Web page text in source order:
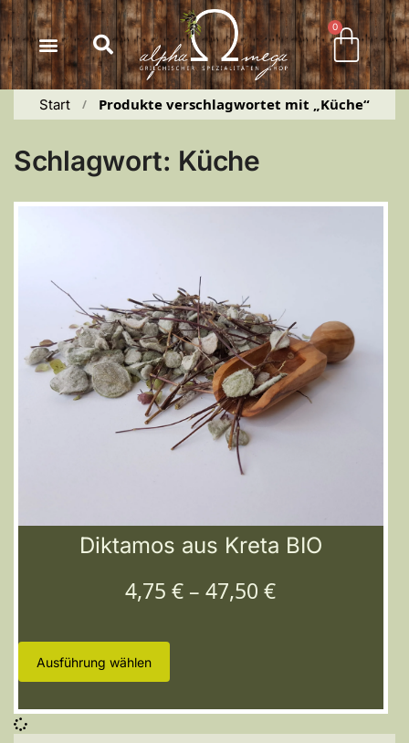
springen
0
Start / Produkte verschlagwortet mit „Küche“
Schlagwort: Küche
Diktamos aus Kreta BIO
4,75€ –47,50€
Ausführung wählen